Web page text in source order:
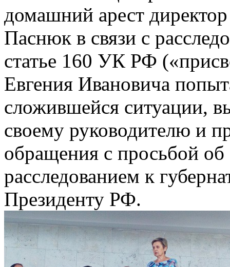
домашний арест
Паснюк в связи с
статье 160 УК РФ
Евгения Ивановича
сложившейся ситуации,
своему руководителю и
обращения с просьбой об
расследованием к
Президенту РФ.